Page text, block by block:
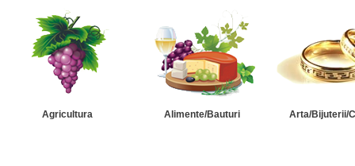
Agricultura Alimente/Bauturi Arta/Bijuterii/